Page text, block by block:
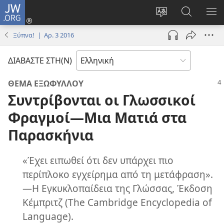
JW.ORG
Αλλαγή
γλώσσας
ιστότοπου
Σύνδεση
(ανοίγει
παράθυρο)
στο
JW.ORG
Ξύπνα! | Αρ. 3 2016
ΔΙΑΒΑΣΤΕ ΣΤΗ(Ν)
ΘΕΜΑ ΕΞΩΦΥΛΛΟΥ
Συντρίβονται οι Γλωσσικοί
Φραγμοί—Μια Ματιά στα
Παρασκήνια
«Έχει ειπωθεί ότι δεν υπάρχει πιο
περίπλοκο εγχείρημα από τη μετάφραση».
—Η Εγκυκλοπαίδεια της Γλώσσας, Έκδοση
Κέμπριτζ (The Cambridge Encyclopedia of
Language).